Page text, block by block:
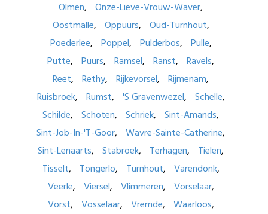
Olmen
Onze-Lieve-Vrouw-Waver
Oostmalle
Oppuurs
Oud-Turnhout
Poederlee
Poppel Pulderbos
Pulle
Putte
Puurs Ramsel Ranst
Ravels
Reet
Rethy Rijkevorsel
Rijmenam
Ruisbroek
Rumst 'S Gravenwezel
Schelle
Schilde
Schoten Schriek
Sint-Amands
Sint-Job-In-'T-Goor
Wavre-Sainte-Catherine
Sint-Lenaarts
Stabroek Terhagen
Tielen
Tisselt
Tongerlo Turnhout
Varendonk
Veerle
Viersel Vlimmeren
Vorselaar
Vorst
Vosselaar Vremde
Waarloos